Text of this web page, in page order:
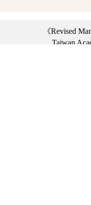
《Revised
Taiwan